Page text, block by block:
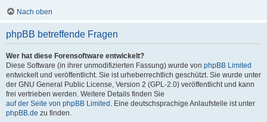
Nach oben
phpBB betreffende Fragen
Wer hat diese Forensoftware entwickelt?
Diese Software (in ihrer unmodifizierten Fassung) wurde von phpBB Limited
entwickelt und veröffentlicht. Sie ist urheberrechtlich geschützt. Sie wurde unter
der GNU General Public License, Version 2 (GPL-2.0) veröffentlicht und kann
frei vertrieben werden. Weitere Details finden Sie
auf der Seite von phpBB Limited . Eine deutschsprachige Anlaufstelle ist unter
phpBB.de zu finden.